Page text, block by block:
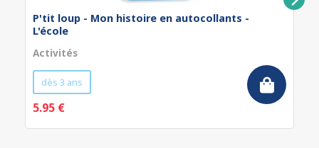
P'tit loup - Mon histoire en autocollants -
L'école
Activités
dès 3 ans
5.95 €